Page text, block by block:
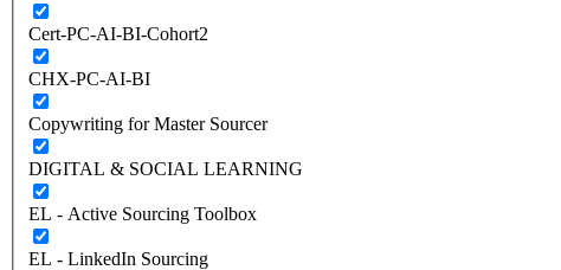
Cert-PC-AI-BI-Cohort2
CHX-PC-AI-BI
Copywriting for Master Sourcer
DIGITAL & SOCIAL LEARNING
EL - Active Sourcing Toolbox
EL - LinkedIn Sourcing